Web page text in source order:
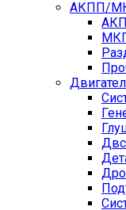
АКПП/